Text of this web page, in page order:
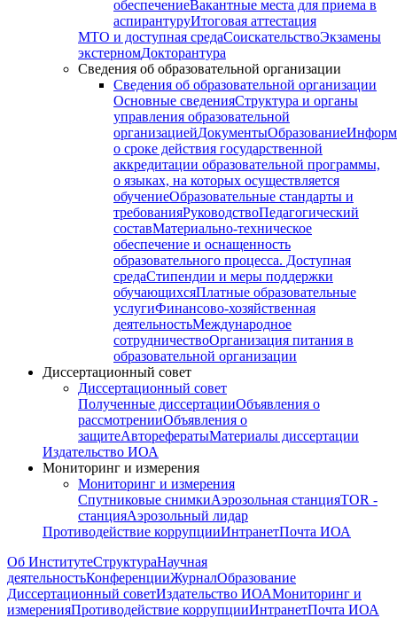
обеспечениеВакантные места для приема в
аспирантуруИтоговая аттестация
МТО и доступная средаСоискательствоЭкзамены
экстерномДокторантура
Сведения об образовательной организации
Сведения об образовательной организации
Основные сведенияСтруктура и органы
управления образовательной
организациейДокументыОбразование
о сроке действия государственной
аккредитации образовательной программы,
о языках, на которых осуществляется
обучениеОбразовательные стандарты и
требованияРуководствоПедагогический
составМатериально-техническое
обеспечение и оснащенность
образовательного процесса. Доступная
средаСтипендии и меры поддержки
обучающихсяПлатные образовательные
услугиФинансово-хозяйственная
деятельностьМеждународное
сотрудничествоОрганизация питания в
образовательной организации
Диссертационный совет
Диссертационный совет
Полученные диссертацииОбъявления о
рассмотренииОбъявления о
защитеАвторефератыМатериалы диссертации
Издательство ИОА
Мониторинг и измерения
Мониторинг и измерения
Спутниковые снимкиАэрозольная станцияTOR -
станцияАэрозольный лидар
Противодействие коррупцииИнтранетПочта ИОА
Об ИнститутеСтруктураНаучная
деятельностьКонференцииЖурналОбразование
Диссертационный советИздательство ИОАМониторинг и
измеренияПротиводействие коррупцииИнтранетПочта ИОА